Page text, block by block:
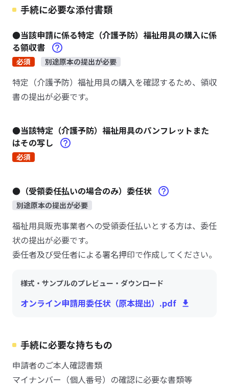
手続に必要な添付書類
●当該申請に係る特定（介護予防）福祉用具の購入に係
る領収書
必須 別途原本の提出が必要
特定（介護予防）福祉用具の購入を確認するため、領収
書の提出が必要です。
●当該特定（介護予防）福祉用具のパンフレットまた
はその写し
必須
●（受領委任払いの場合のみ）委任状
別途原本の提出が必要
福祉用具販売事業者への受領委任払いとする方は、委任
状の提出が必要です。
委任者及び受任者による署名押印で作成してください。
様式・サンプルのプレビュー・ダウンロード
オンライン申請用委任状（原本提出）.pdf
手続に必要な持ちもの
申請者のご本人確認書類
マイナンバー（個人番号）の確認に必要な書類等